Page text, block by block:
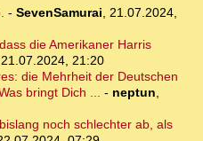
- SevenSamurai, 21.07.2024,
die Amerikaner Harris
21.07.2024, 21:20
die Mehrheit der Deutschen
bringt Dich ... - neptun,
noch schlechter ab, als